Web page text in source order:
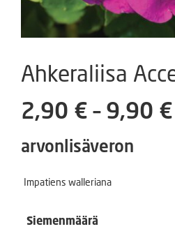
Ahkeraliisa
2,90 € – 9,90 €
arvonlisäveron
Impatiens walleriana
Siemenmäärä